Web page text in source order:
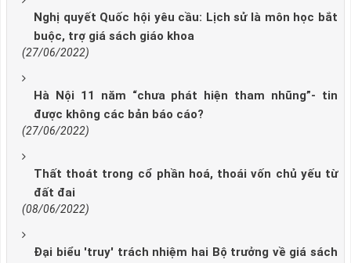
Nghị quyết Quốc hội yêu cầu: Lịch sử là môn học bắt
buộc, trợ giá sách giáo khoa
(27/06/2022)
Hà Nội 11 năm “chưa phát hiện tham nhũng”- tin
được không các bản báo cáo?
(27/06/2022)
Thất thoát trong cổ phần hoá, thoái vốn chủ yếu từ
đất đai
(08/06/2022)
Đại biểu 'truy' trách nhiệm hai Bộ trưởng về giá sách